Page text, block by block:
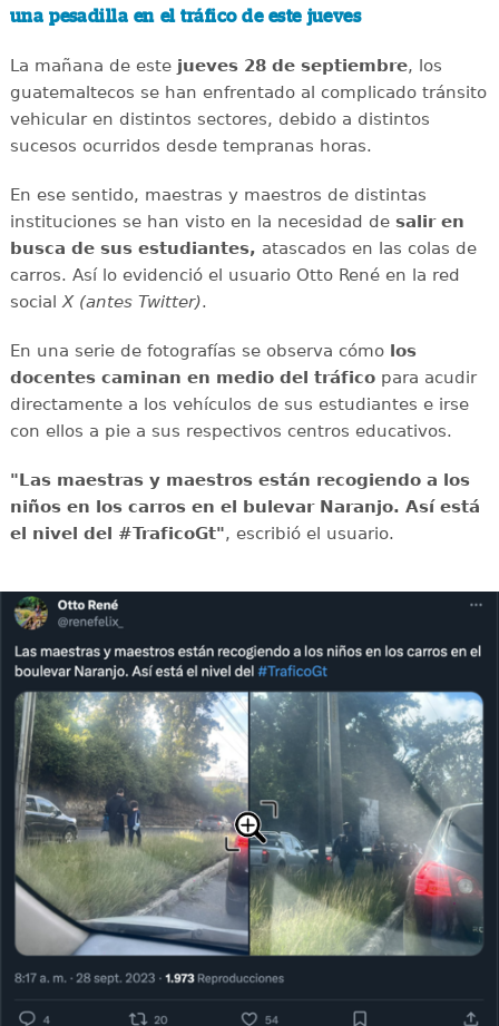
una pesadilla en el tráfico de este jueves
La mañana de este jueves 28 de septiembre, los
guatemaltecos se han enfrentado al complicado tránsito
vehicular en distintos sectores, debido a distintos
sucesos ocurridos desde tempranas horas.
En ese sentido, maestras y maestros de distintas
instituciones se han visto en la necesidad de salir en
busca de sus estudiantes, atascados en las colas de
carros. Así lo evidenció el usuario Otto René en la red
socialX (antes Twitter).
En una serie de fotografías se observa cómo los
docentes caminan en medio del tráficopara acudir
directamente a los vehículos de sus estudiantes e irse
con ellos a pie a sus respectivos centros educativos.
"Las maestras y maestros están recogiendo a los
niños en los carros en el bulevar Naranjo. Así está
el nivel del #TraficoGt", escribió el usuario.